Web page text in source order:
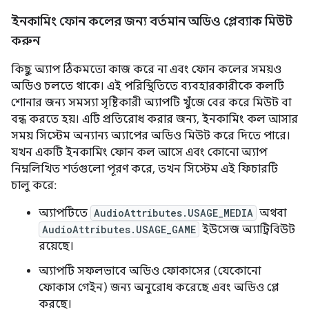
ইনকামিং ফোন কলের জন্য বর্তমান অডিও প্লেব্যাক মিউট
করুন
কিছু অ্যাপ ঠিকমতো কাজ করে না এবং ফোন কলের সময়ও
অডিও চলতে থাকে। এই পরিস্থিতিতে ব্যবহারকারীকে কলটি
শোনার জন্য সমস্যা সৃষ্টিকারী অ্যাপটি খুঁজে বের করে মিউট বা
বন্ধ করতে হয়। এটি প্রতিরোধ করার জন্য, ইনকামিং কল আসার
সময় সিস্টেম অন্যান্য অ্যাপের অডিও মিউট করে দিতে পারে।
যখন একটি ইনকামিং ফোন কল আসে এবং কোনো অ্যাপ
নিম্নলিখিত শর্তগুলো পূরণ করে, তখন সিস্টেম এই ফিচারটি
চালু করে:
অ্যাপটিতে AudioAttributes.USAGE_MEDIA অথবা
AudioAttributes.USAGE_GAME ইউসেজ অ্যাট্রিবিউট
রয়েছে।
অ্যাপটি সফলভাবে অডিও ফোকাসের (যেকোনো
ফোকাস গেইন) জন্য অনুরোধ করেছে এবং অডিও প্লে
করছে।